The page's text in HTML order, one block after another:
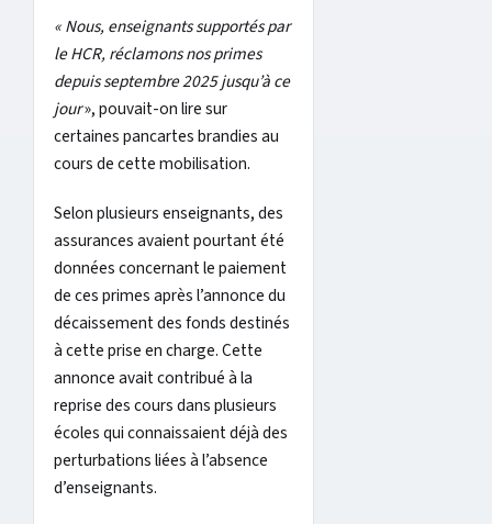
« Nous, enseignants supportés par
le HCR, réclamons nos primes
depuis septembre 2025 jusqu’à ce
jour», pouvait-on lire sur
certaines pancartes brandies au
cours de cette mobilisation.
Selon plusieurs enseignants, des
assurances avaient pourtant été
données concernant le paiement
de ces primes après l’annonce du
décaissement des fonds destinés
à cette prise en charge. Cette
annonce avait contribué à la
reprise des cours dans plusieurs
écoles qui connaissaient déjà des
perturbations liées à l’absence
d’enseignants.